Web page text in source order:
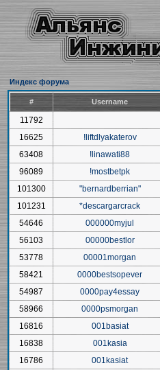
Индекс форума
# Username
11792
16625
!liftdlyakaterov
63408
!linawati88
96089
!mostbetpk
101300
"bernardberrian"
101231
*descargarcrack
54646
000000myjul
56103
00000bestlor
53778
00001morgan
58421
0000bestsopever
54987
0000pay4essay
58966
0000psmorgan
16816
001basiat
16838
001kasia
16786
001kasiat